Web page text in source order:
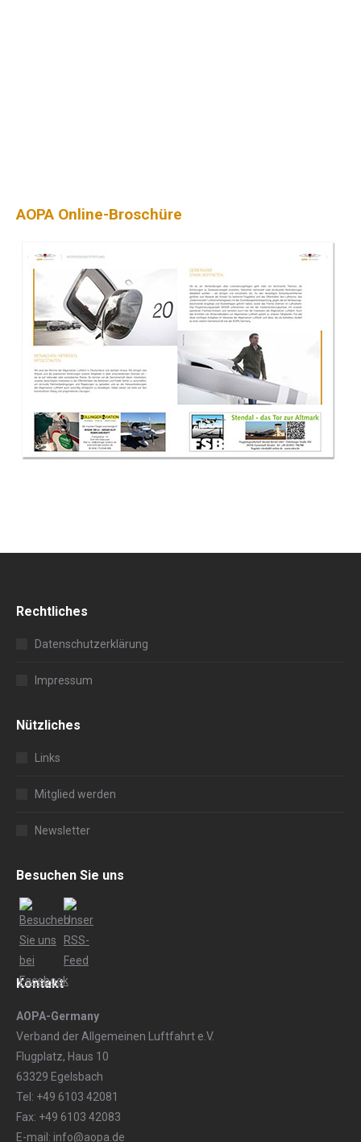
AOPA Online-Broschüre
Rechtliches
Datenschutzerklärung
Impressum
Nützliches
Links
Mitglied werden
Newsletter
Besuchen Sie uns
Kontakt
AOPA-Germany
Verband der Allgemeinen Luftfahrt e.V.
Flugplatz, Haus 10
63329 Egelsbach
Tel: +49 6103 42081
Fax: +49 6103 42083
E-mail: info@aopa.de